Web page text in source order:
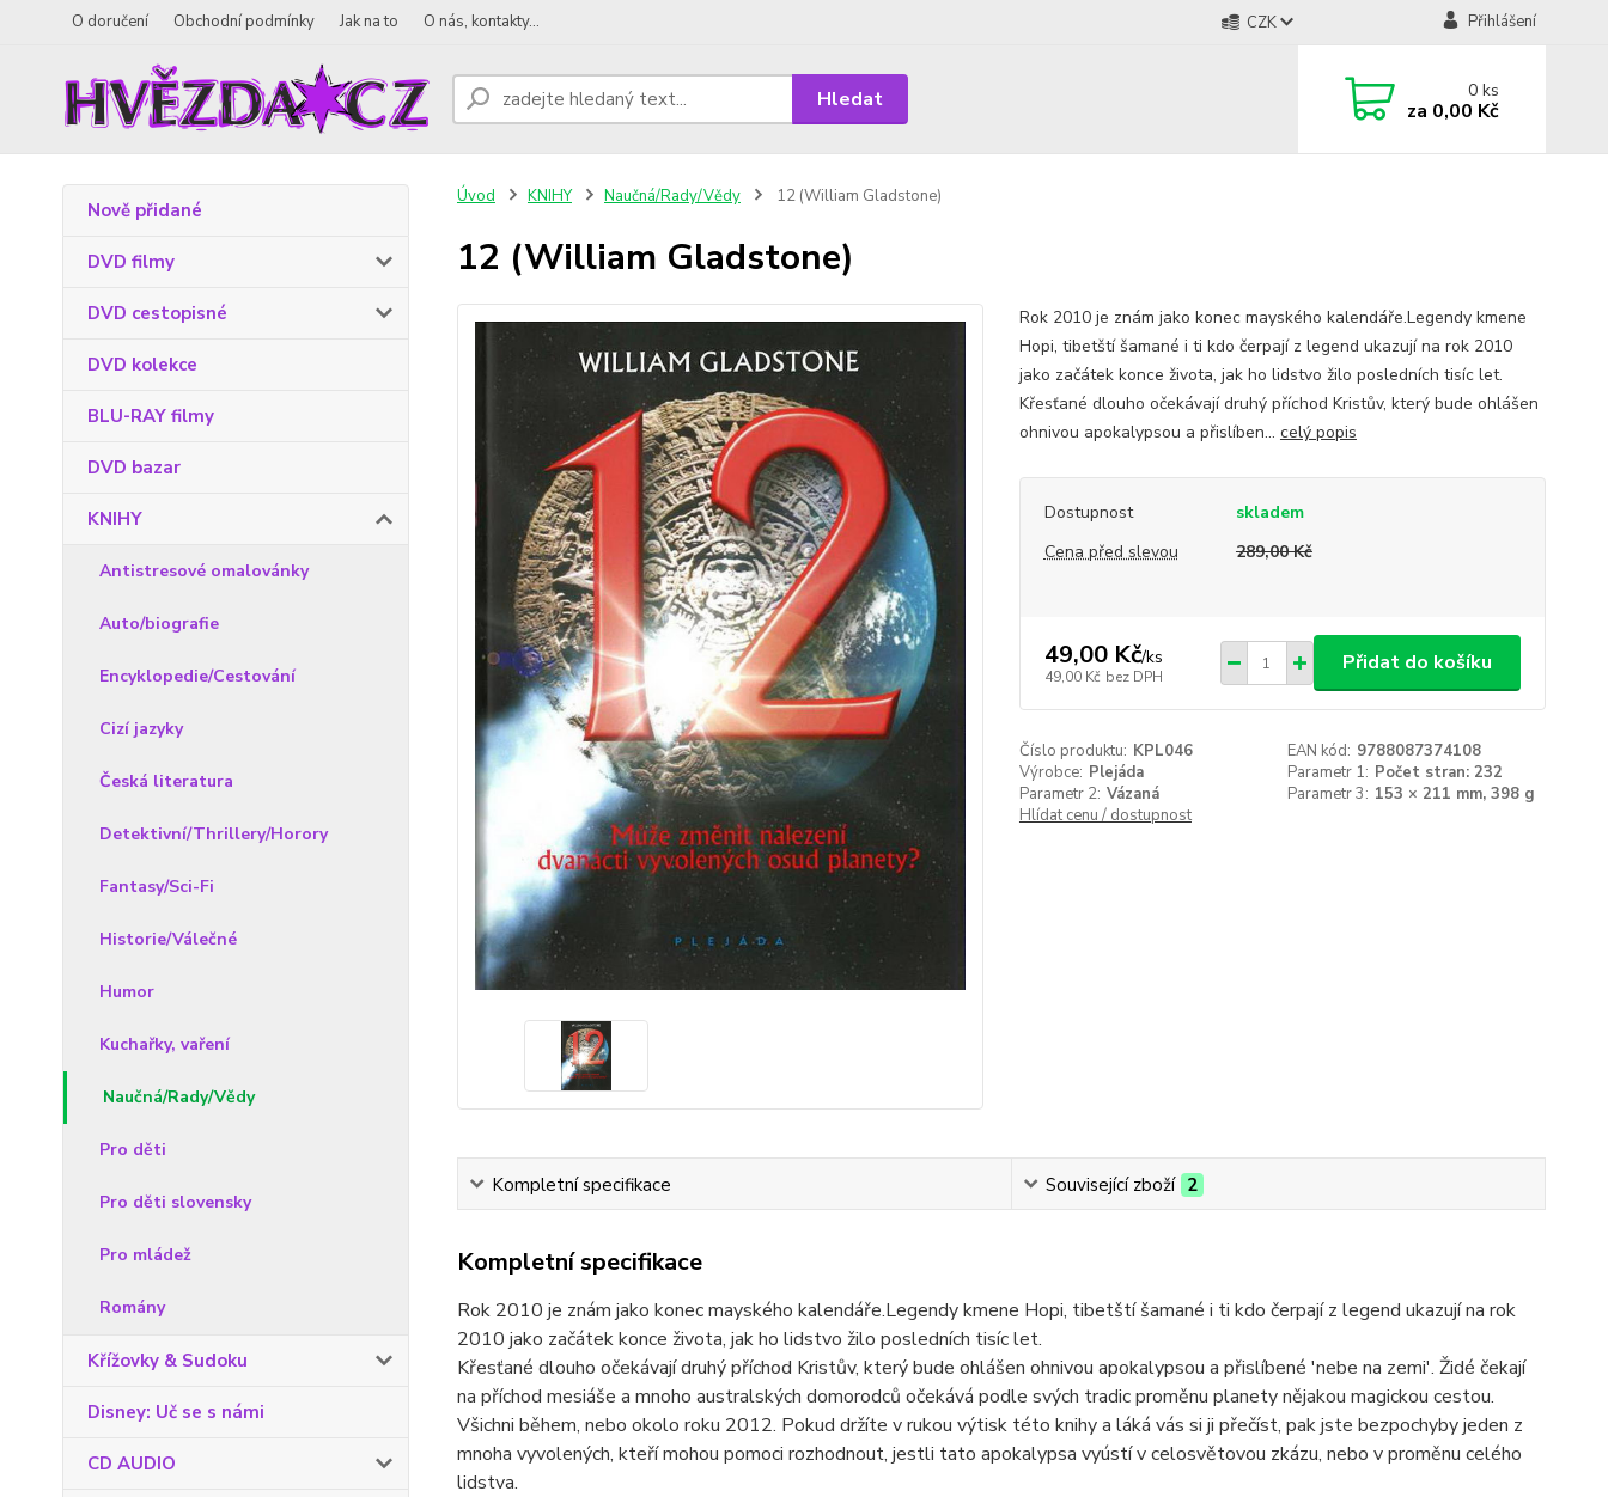
O doručení Obchodní podmínky Jak na to O nás, kontakty... CZK Přihlášení
Hledat 0ks
za 0,00 Kč
Nově přidané
DVD filmy
DVD cestopisné
DVD kolekce
BLU-RAY filmy
DVD bazar
KNIHY
Antistresové omalovánky
Auto/biografie
Encyklopedie/Cestování
Cizí jazyky
Česká literatura
Detektivní/Thrillery/Horory
Fantasy/Sci-Fi
Historie/Válečné
Humor
Kuchařky, vaření
Naučná/Rady/Vědy
Pro děti
Pro děti slovensky
Pro mládež
Romány
Křížovky & Sudoku
Disney: Uč se s námi
CD AUDIO
Úvod KNIHY Naučná/Rady/Vědy 12 (William Gladstone)
12 (William Gladstone)
Rok 2010 je znám jako konec mayského kalendáře.Legendy kmene
Hopi, tibetští šamané i ti kdo čerpají z legend ukazují na rok 2010
jako začátek konce života, jak ho lidstvo žilo posledních tisíc let.
Křesťané dlouho očekávají druhý příchod Kristův, který bude ohlášen
ohnivou apokalypsou a přislíben... celý popis
Dostupnost
skladem
Cena před slevou
289,00 Kč
49,00 Kč/ks
49,00 Kč bez DPH
Přidat do košíku
Číslo produktu: KPL046 EAN kód: 9788087374108
Výrobce: Plejáda Parametr 1: Počet stran: 232
Parametr 2: Vázaná Parametr 3: 153 × 211 mm, 398 g
Hlídat cenu / dostupnost
Kompletní specifikace Související zboží 2
Kompletní specifikace
Rok 2010 je znám jako konec mayského kalendáře.Legendy kmene Hopi, tibetští šamané i ti kdo čerpají z legend ukazují na rok
2010 jako začátek konce života, jak ho lidstvo žilo posledních tisíc let.
Křesťané dlouho očekávají druhý příchod Kristův, který bude ohlášen ohnivou apokalypsou a přislíbené 'nebe na zemi'. Židé čekají
na příchod mesiáše a mnoho australských domorodců očekává podle svých tradic proměnu planety nějakou magickou cestou.
Všichni během, nebo okolo roku 2012. Pokud držíte v rukou výtisk této knihy a láká vás si ji přečíst, pak jste bezpochyby jeden z
mnoha vyvolených, kteří mohou pomoci rozhodnout, jestli tato apokalypsa vyústí v celosvětovou zkázu, nebo v proměnu celého
lidstva.